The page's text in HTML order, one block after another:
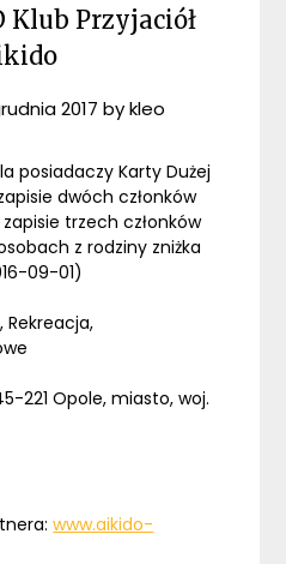
Klub Przyjaciół
2017 bykleo
posiadaczy Karty Dużej
dwóch członków
trzech członków
z rodziny zniżka
09-01)
Rekreacja,
221 Opole, miasto, woj.
www.aikido-